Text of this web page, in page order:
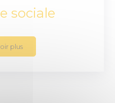
sociale
plus